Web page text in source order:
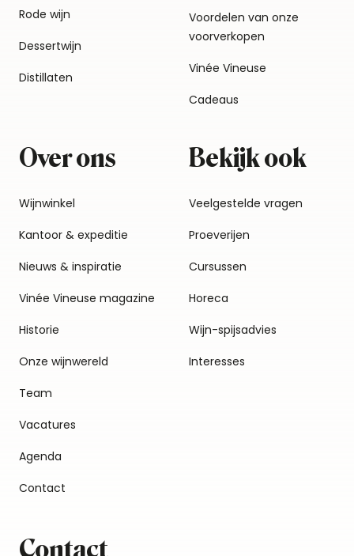
Rode wijn
Dessertwijn
Distillaten
Voordelen van onze
voorverkopen
Vinée Vineuse
Cadeaus
Over ons
Wijnwinkel
Kantoor & expeditie
Nieuws & inspiratie
Vinée Vineuse magazine
Historie
Onze wijnwereld
Team
Vacatures
Agenda
Contact
Bekijk ook
Veelgestelde vragen
Proeverijen
Cursussen
Horeca
Wijn-spijsadvies
Interesses
Contact